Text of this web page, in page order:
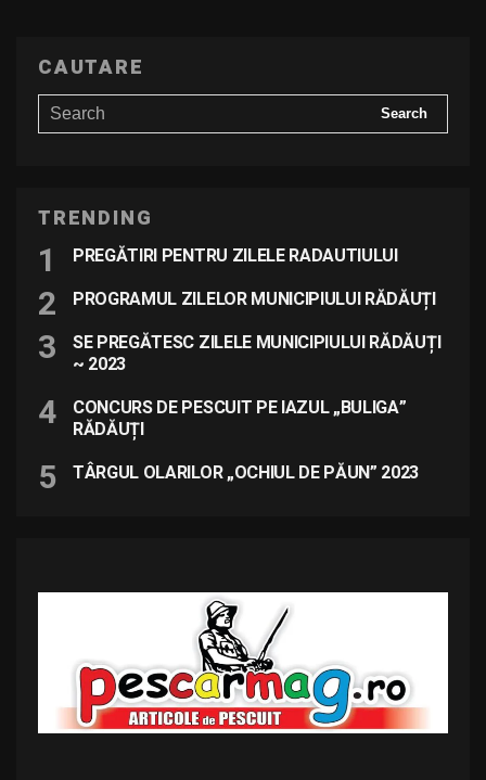
CAUTARE
TRENDING
PREGĂTIRI PENTRU ZILELE RADAUTIULUI
PROGRAMUL ZILELOR MUNICIPIULUI RĂDĂUȚI
SE PREGĂTESC ZILELE MUNICIPIULUI RĂDĂUȚI
~ 2023
CONCURS DE PESCUIT PE IAZUL „BULIGA”
RĂDĂUȚI
TÂRGUL OLARILOR „OCHIUL DE PĂUN” 2023